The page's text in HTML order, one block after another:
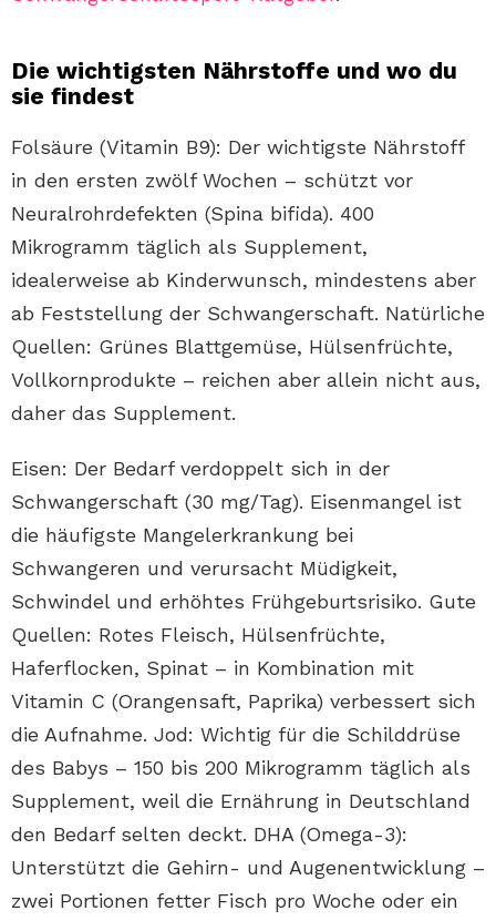
Die wichtigsten Nährstoffe und wo du
sie findest
Folsäure (Vitamin B9): Der wichtigste Nährstoff
in den ersten zwölf Wochen – schützt vor
Neuralrohrdefekten (Spina bifida). 400
Mikrogramm täglich als Supplement,
idealerweise ab Kinderwunsch, mindestens aber
ab Feststellung der Schwangerschaft. Natürliche
Quellen: Grünes Blattgemüse, Hülsenfrüchte,
Vollkornprodukte – reichen aber allein nicht aus,
daher das Supplement.
Eisen: Der Bedarf verdoppelt sich in der
Schwangerschaft (30 mg/Tag). Eisenmangel ist
die häufigste Mangelerkrankung bei
Schwangeren und verursacht Müdigkeit,
Schwindel und erhöhtes Frühgeburtsrisiko. Gute
Quellen: Rotes Fleisch, Hülsenfrüchte,
Haferflocken, Spinat – in Kombination mit
Vitamin C (Orangensaft, Paprika) verbessert sich
die Aufnahme. Jod: Wichtig für die Schilddrüse
des Babys – 150 bis 200 Mikrogramm täglich als
Supplement, weil die Ernährung in Deutschland
den Bedarf selten deckt. DHA (Omega-3):
Unterstützt die Gehirn- und Augenentwicklung –
zwei Portionen fetter Fisch pro Woche oder ein